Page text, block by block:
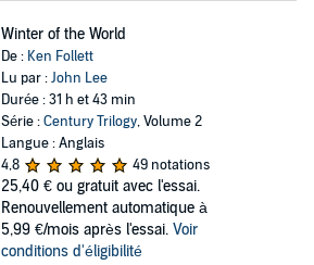
Winter of the World
De : Ken Follett
Lu par :John Lee
Durée : 31 h et 43 min
Série :Century Trilogy, Volume 2
Langue : Anglais
4,8
49 notations
25,40 € ou gratuit avec l'essai.
Renouvellement automatique à
5,99 €/mois après l'essai. Voir
conditions d'éligibilité